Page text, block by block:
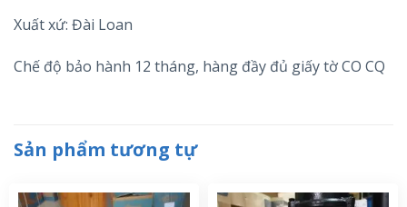
Xuất xứ: Đài Loan
Chế độ bảo hành 12 tháng, hàng đầy đủ giấy tờ CO CQ
Sản phẩm tương tự